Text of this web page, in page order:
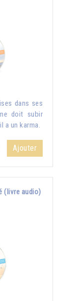
dans ses
doit subir
a un karma.
Ajouter
(livre audio)